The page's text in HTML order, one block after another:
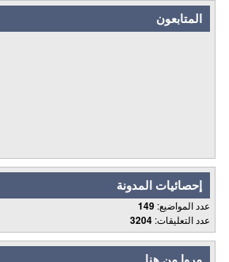
المتابعون
إحصائيات المدونة
عدد المواضيع: 149
عدد التعليقات: 3204
مروا من هنا